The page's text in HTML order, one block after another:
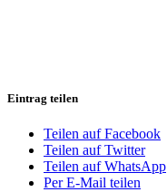
Eintrag teilen
Teilen auf Facebook
Teilen auf Twitter
Teilen auf WhatsApp
Per E-Mail teilen